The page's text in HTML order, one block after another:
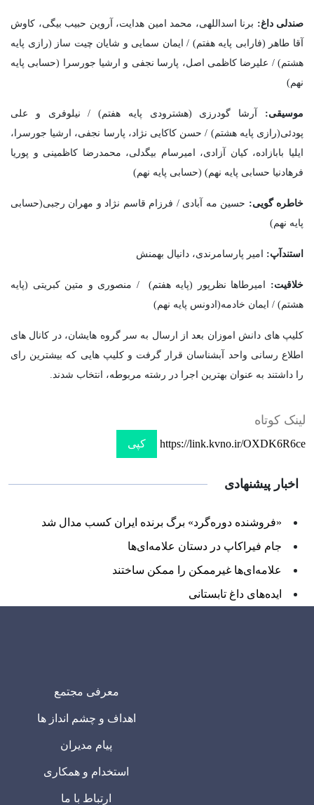
صندلی داغ: برنا اسداللهی، محمد امین هدایت، آروین حبیب بیگی، کاوش
آقا طاهر (فارابی پایه هفتم) / ایمان سمایی و شایان چیت ساز (رازی پایه
هشتم) / علیرضا کاظمی اصل، پارسا نجفی و ارشیا جورسرا (حسابی پایه
نهم)
موسیقی: آرشا گودرزی (هشترودی پایه هفتم) / نیلوفری و علی
پودئی(رازی پایه هشتم) / حسن کاکایی نژاد، پارسا نجفی، ارشیا جورسرا،
ایلیا بابازاده، کیان آزادی، امیرسام بیگدلی، محمدرضا کاظمینی و پوریا
فرهادنیا حسابی پایه نهم) (حسابی پایه نهم)
خاطره گویی: حسین مه آبادی / فرزام قاسم نژاد و مهران رجبی(حسابی
پایه نهم)
استندآپ: امیر پارسامرندی، دانیال بهمنش
خلاقیت: امیرطاها نظرپور (پایه هفتم) / منصوری و متین کبریتی (پایه
هشتم) / ایمان خادمه(ادونس پایه نهم)
کلیپ های دانش اموزان بعد از ارسال به سر گروه هایشان، در کانال های
اطلاع رسانی واحد آبشناسان قرار گرفت و کلیپ هایی که بیشترین رای
را داشتند به عنوان بهترین اجرا در رشته مربوطه، انتخاب شدند.
لینک کوتاه
https://link.kvno.ir/OXDK6R6ce کپی
اخبار پیشنهادی
«فروشنده دوره‌گرد» برگ برنده ایران کسب مدال شد
جام فیراکاپ در دستان علامه‌ای‌ها
علامه‌ای‌ها غیرممکن را ممکن ساختند
ایده‌های داغ تابستانی
معرفی مجتمع
اهداف و چشم انداز ها
پیام مدیران
استخدام و همکاری
ارتباط با ما